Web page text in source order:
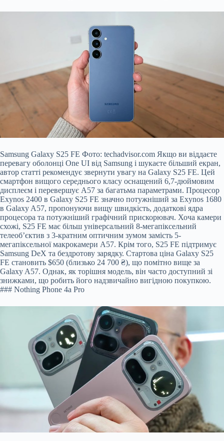
Samsung Galaxy S25 FE Фото: techadvisor.com Якщо ви віддаєте
перевагу оболонці One UI від Samsung і шукаєте більший екран,
автор статті рекомендує звернути увагу на Galaxy S25 FE. Цей
смартфон вищого середнього класу оснащений 6,7-дюймовим
дисплеєм і перевершує A57 за багатьма параметрами. Процесор
Exynos 2400 в Galaxy S25 FE значно потужніший за Exynos 1680
в Galaxy A57, пропонуючи вищу швидкість, додаткові ядра
процесора та потужніший графічний прискорювач. Хоча камери
схожі, S25 FE має більш універсальний 8-мегапіксельний
телеоб’єктив з 3-кратним оптичним зумом замість 5-
мегапіксельної макрокамери A57. Крім того, S25 FE підтримує
Samsung DeX та бездротову зарядку. Стартова ціна Galaxy S25
FE становить $650 (близько 24 700 ₴), що помітно вище за
Galaxy A57. Однак, як торішня модель, він часто доступний зі
знижками, що робить його надзвичайно вигідною покупкою.
### Nothing Phone 4a Pro